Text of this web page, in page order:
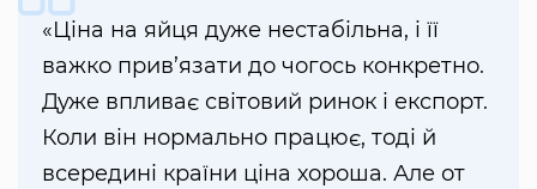
«Ціна на яйця дуже нестабільна, і її
важко прив’язати до чогось конкретно.
Дуже впливає світовий ринок і експорт.
Коли він нормально працює, тоді й
всередині країни ціна хороша. Але от